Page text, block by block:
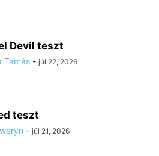
Devil teszt
Tamás - júl 22, 2026
teszt
- júl 21, 2026